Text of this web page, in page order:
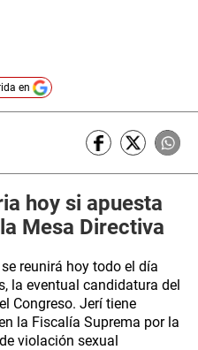
en
hoy si apuesta
Mesa Directiva
reunirá hoy todo el día
la eventual candidatura del
Congreso. Jerí tiene
la Fiscalía Suprema por la
violación sexual